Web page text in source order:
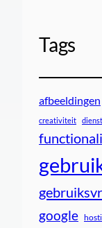
Tags
afbeeldingen
creativiteit
google